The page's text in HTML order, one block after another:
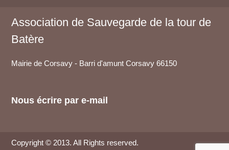
Association de Sauvegarde de la tour de
Batère
Mairie de Corsavy - Barri d'amunt Corsavy 66150
Nous écrire par e-mail
Copyright © 2013. All Rights reserved.